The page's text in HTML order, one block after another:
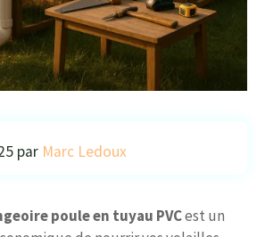
par Marc Ledoux
poule en tuyau PVCest un